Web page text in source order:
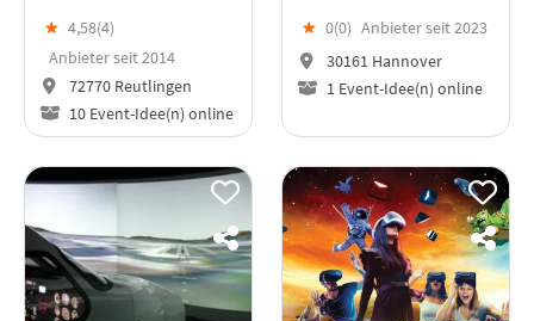
★ 4,58(4)
Anbieter seit 2014
72770 Reutlingen
10 Event-Idee(n) online
★ 0(0) Anbieter seit 2023
30161 Hannover
1 Event-Idee(n) online